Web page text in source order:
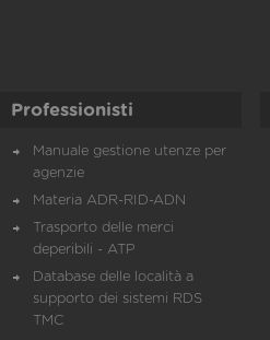
Professionisti
Manuale gestione utenze per
agenzie
Materia ADR-RID-ADN
Trasporto delle merci
deperibili - ATP
Database delle località a
supporto dei sistemi RDS
TMC